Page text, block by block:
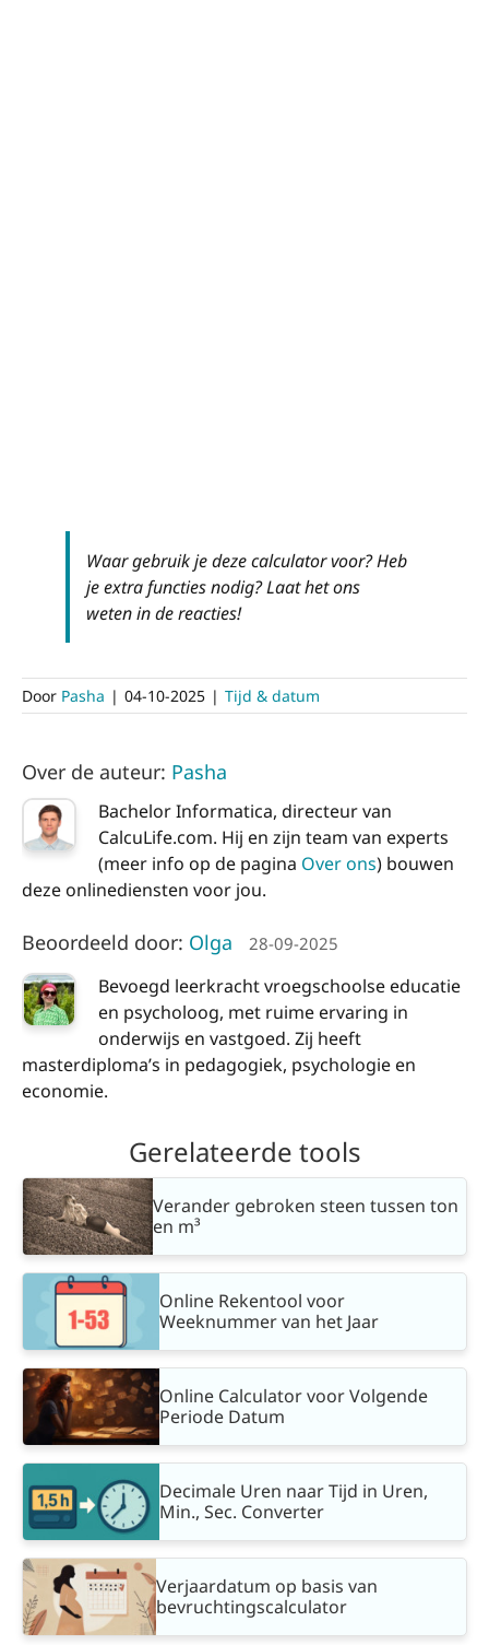
Waar gebruik je deze calculator voor? Heb
je extra functies nodig? Laat het ons
weten in de reacties!
Door Pasha | 04-10-2025 | Tijd & datum
Over de auteur: Pasha
Bachelor Informatica, directeur van
CalcuLife.com. Hij en zijn team van experts
(meer info op de pagina Over ons) bouwen
deze onlinediensten voor jou.
Beoordeeld door: Olga 28-09-2025
Bevoegd leerkracht vroegschoolse educatie
en psycholoog, met ruime ervaring in
onderwijs en vastgoed. Zij heeft
masterdiploma’s in pedagogiek, psychologie en
economie.
Gerelateerde tools
Verander gebroken steen tussen ton
en m³
Online Rekentool voor
Weeknummer van het Jaar
Online Calculator voor Volgende
Periode Datum
Decimale Uren naar Tijd in Uren,
Min., Sec. Converter
Verjaardatum op basis van
bevruchtingscalculator